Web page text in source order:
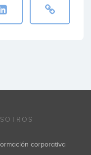
corporativa